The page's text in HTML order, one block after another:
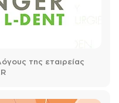
της εταιρείας